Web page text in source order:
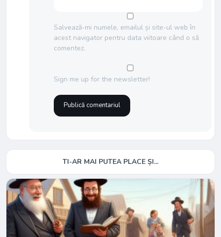
Salvează-mi numele, emailul și site-ul web în
acest navigator pentru data viitoare când o să
comentez.
Sign me up for the newsletter!
TI-AR MAI PUTEA PLACE ȘI...